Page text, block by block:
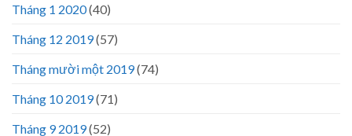
Tháng 1 2020(40)
Tháng 12 2019(57)
Tháng mười một 2019(74)
Tháng 10 2019(71)
Tháng 9 2019(52)